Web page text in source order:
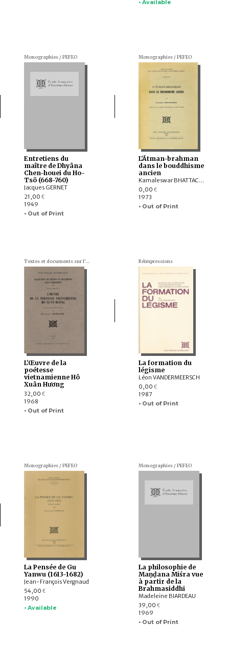
• Available
Monographies / PEFEO
Entretiens du
maître de Dhyâna
Chen-houei du Ho-
Tsö (668-760)
Jacques GERNET
21,00 €
1949
• Out of Print
Monographies / PEFEO
L'Ātman-brahman
dans le bouddhisme
ancien
Kamaleswar BHATTACHARYA
0,00 €
1973
• Out of Print
Textes et documents sur l'Indochine
L'Œuvre de la
poétesse
vietnamienne Hô
Xuân Hương
32,00 €
1968
• Out of Print
Réimpressions
La formation du
légisme
Léon VANDERMEERSCH
0,00 €
1987
• Out of Print
Monographies / PEFEO
La Pensée de Gu
Yanwu (1613-1682)
Jean-François Vergnaud
54,00 €
1990
• Available
Monographies / PEFEO
La philosophie de
Maṇḍana Miśra vue
à partir de la
Brahmasiddhi
Madeleine BIARDEAU
39,00 €
1969
• Out of Print